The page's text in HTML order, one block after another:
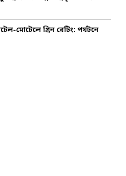
মোটেলে গ্রিন রেটিং: পর্যটনে